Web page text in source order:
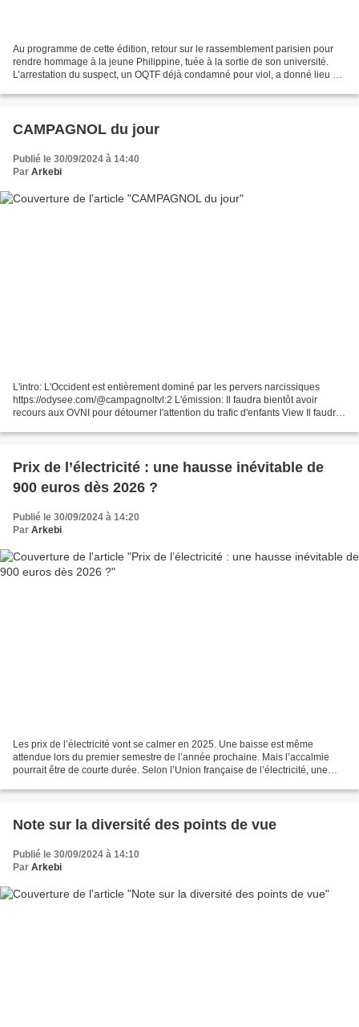
Au programme de cette édition, retour sur le rassemblement parisien pour
rendre hommage à la jeune Philippine, tuée à la sortie de son université.
L’arrestation du suspect, un OQTF déjà condamné pour viol, a donné lieu à
CAMPAGNOL du jour
Publié le 30/09/2024 à 14:40
Par Arkebi
L'intro: L'Occident est entièrement dominé par les pervers narcissiques
https://odysee.com/@campagnoltvl:2 L'émission: Il faudra bientôt avoir
recours aux OVNI pour détourner l'attention du trafic d'enfants View Il faudra
Prix de l’électricité : une hausse inévitable de
900 euros dès 2026 ?
Publié le 30/09/2024 à 14:20
Par Arkebi
Les prix de l’électricité vont se calmer en 2025. Une baisse est même
attendue lors du premier semestre de l’année prochaine. Mais l’accalmie
pourrait être de courte durée. Selon l’Union française de l’électricité, une
Note sur la diversité des points de vue
Publié le 30/09/2024 à 14:10
Par Arkebi